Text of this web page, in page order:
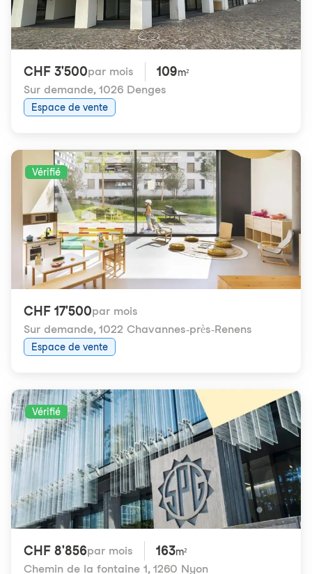
CHF 3'500par mois 109m²
Sur demande, 1026 Denges
Espace de vente
Vérifié
CHF 17'500par mois
Sur demande, 1022 Chavannes-près-Renens
Espace de vente
Vérifié
CHF 8'856par mois 163m²
Chemin de la fontaine 1, 1260 Nyon